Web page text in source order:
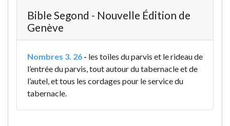
Bible Segond - Nouvelle Édition de
Genève
Nombres 3. 26 - les toiles du parvis et le rideau de
l’entrée du parvis, tout autour du tabernacle et de
l’autel, et tous les cordages pour le service du
tabernacle.